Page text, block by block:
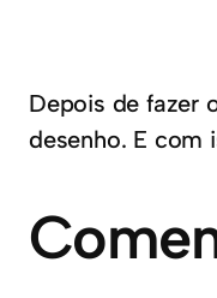
Depois de fazer
desenho. E com